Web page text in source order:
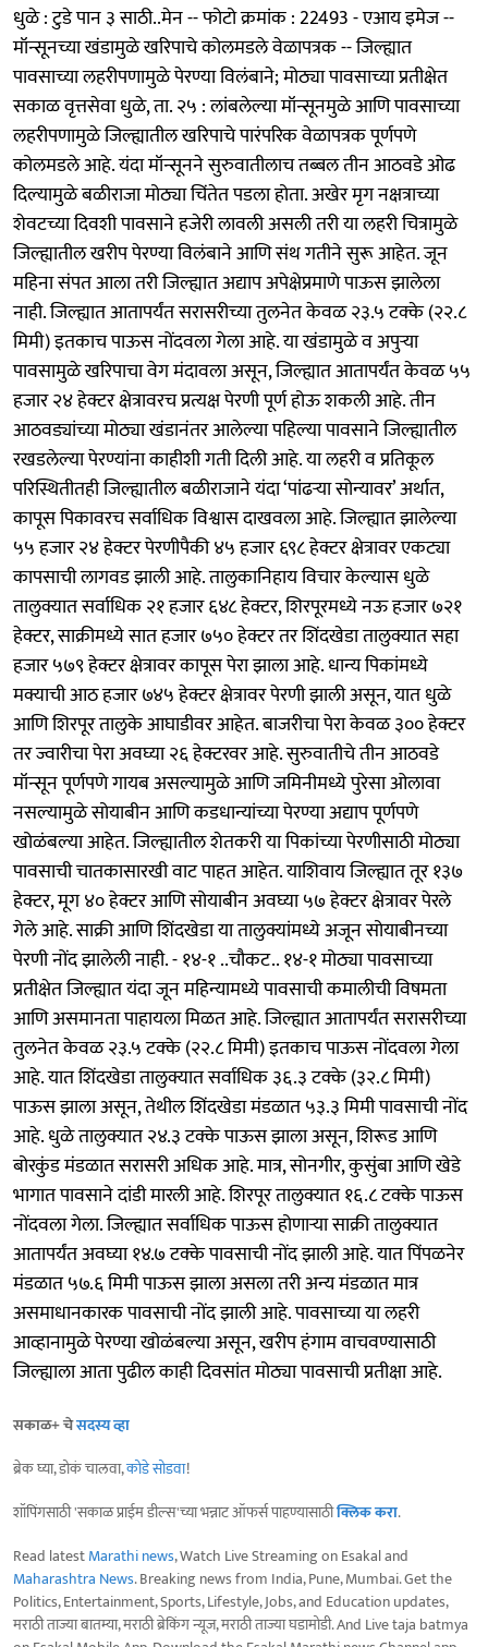
धुळे : टुडे पान ३ साठी..मेन -- फोटो क्रमांक : 22493 - एआय इमेज --
मॉन्सूनच्या खंडामुळे खरिपाचे कोलमडले वेळापत्रक -- जिल्ह्यात
पावसाच्या लहरीपणामुळे पेरण्या विलंबाने; मोठ्या पावसाच्या प्रतीक्षेत
सकाळ वृत्तसेवा धुळे, ता. २५ : लांबलेल्या मॉन्सूनमुळे आणि पावसाच्या
लहरीपणामुळे जिल्ह्यातील खरिपाचे पारंपरिक वेळापत्रक पूर्णपणे
कोलमडले आहे. यंदा मॉन्सूनने सुरुवातीलाच तब्बल तीन आठवडे ओढ
दिल्यामुळे बळीराजा मोठ्या चिंतेत पडला होता. अखेर मृग नक्षत्राच्या
शेवटच्या दिवशी पावसाने हजेरी लावली असली तरी या लहरी चित्रामुळे
जिल्ह्यातील खरीप पेरण्या विलंबाने आणि संथ गतीने सुरू आहेत. जून
महिना संपत आला तरी जिल्ह्यात अद्याप अपेक्षेप्रमाणे पाऊस झालेला
नाही. जिल्ह्यात आतापर्यंत सरासरीच्या तुलनेत केवळ २३.५ टक्के (२२.८
मिमी) इतकाच पाऊस नोंदवला गेला आहे. या खंडामुळे व अपुऱ्या
पावसामुळे खरिपाचा वेग मंदावला असून, जिल्ह्यात आतापर्यंत केवळ ५५
हजार २४ हेक्टर क्षेत्रावरच प्रत्यक्ष पेरणी पूर्ण होऊ शकली आहे. तीन
आठवड्यांच्या मोठ्या खंडानंतर आलेल्या पहिल्या पावसाने जिल्ह्यातील
रखडलेल्या पेरण्यांना काहीशी गती दिली आहे. या लहरी व प्रतिकूल
परिस्थितीतही जिल्ह्यातील बळीराजाने यंदा ‘पांढऱ्या सोन्यावर’ अर्थात,
कापूस पिकावरच सर्वाधिक विश्वास दाखवला आहे. जिल्ह्यात झालेल्या
५५ हजार २४ हेक्टर पेरणीपैकी ४५ हजार ६९८ हेक्टर क्षेत्रावर एकट्या
कापसाची लागवड झाली आहे. तालुकानिहाय विचार केल्यास धुळे
तालुक्यात सर्वाधिक २१ हजार ६४८ हेक्टर, शिरपूरमध्ये नऊ हजार ७२१
हेक्टर, साक्रीमध्ये सात हजार ७५० हेक्टर तर शिंदखेडा तालुक्यात सहा
हजार ५७९ हेक्टर क्षेत्रावर कापूस पेरा झाला आहे. धान्य पिकांमध्ये
मक्याची आठ हजार ७४५ हेक्टर क्षेत्रावर पेरणी झाली असून, यात धुळे
आणि शिरपूर तालुके आघाडीवर आहेत. बाजरीचा पेरा केवळ ३०० हेक्टर
तर ज्वारीचा पेरा अवघ्या २६ हेक्टरवर आहे. सुरुवातीचे तीन आठवडे
मॉन्सून पूर्णपणे गायब असल्यामुळे आणि जमिनीमध्ये पुरेसा ओलावा
नसल्यामुळे सोयाबीन आणि कडधान्यांच्या पेरण्या अद्याप पूर्णपणे
खोळंबल्या आहेत. जिल्ह्यातील शेतकरी या पिकांच्या पेरणीसाठी मोठ्या
पावसाची चातकासारखी वाट पाहत आहेत. याशिवाय जिल्ह्यात तूर १३७
हेक्टर, मूग ४० हेक्टर आणि सोयाबीन अवघ्या ५७ हेक्टर क्षेत्रावर पेरले
गेले आहे. साक्री आणि शिंदखेडा या तालुक्यांमध्ये अजून सोयाबीनच्या
पेरणी नोंद झालेली नाही. - १४-१ ..चौकट.. १४-१ मोठ्या पावसाच्या
प्रतीक्षेत जिल्ह्यात यंदा जून महिन्यामध्ये पावसाची कमालीची विषमता
आणि असमानता पाहायला मिळत आहे. जिल्ह्यात आतापर्यंत सरासरीच्या
तुलनेत केवळ २३.५ टक्के (२२.८ मिमी) इतकाच पाऊस नोंदवला गेला
आहे. यात शिंदखेडा तालुक्यात सर्वाधिक ३६.३ टक्के (३२.८ मिमी)
पाऊस झाला असून, तेथील शिंदखेडा मंडळात ५३.३ मिमी पावसाची नोंद
आहे. धुळे तालुक्यात २४.३ टक्के पाऊस झाला असून, शिरूड आणि
बोरकुंड मंडळात सरासरी अधिक आहे. मात्र, सोनगीर, कुसुंबा आणि खेडे
भागात पावसाने दांडी मारली आहे. शिरपूर तालुक्यात १६.८ टक्के पाऊस
नोंदवला गेला. जिल्ह्यात सर्वाधिक पाऊस होणाऱ्या साक्री तालुक्यात
आतापर्यंत अवघ्या १४.७ टक्के पावसाची नोंद झाली आहे. यात पिंपळनेर
मंडळात ५७.६ मिमी पाऊस झाला असला तरी अन्य मंडळात मात्र
असमाधानकारक पावसाची नोंद झाली आहे. पावसाच्या या लहरी
आव्हानामुळे पेरण्या खोळंबल्या असून, खरीप हंगाम वाचवण्यासाठी
जिल्ह्याला आता पुढील काही दिवसांत मोठ्या पावसाची प्रतीक्षा आहे.
सकाळ+ चेसदस्य व्हा
ब्रेक घ्या, डोकं चालवा,कोडे सोडवा!
शॉपिंगसाठी 'सकाळ प्राईम डील्स'च्या भन्नाट ऑफर्स पाहण्यासाठीक्लिक करा.
Read latestMarathi news, Watch Live Streaming on Esakal and
Maharashtra News. Breaking news from India, Pune, Mumbai. Get the
Politics, Entertainment, Sports, Lifestyle, Jobs, and Education updates,
मराठी ताज्या बातम्या, मराठी ब्रेकिंग न्यूज, मराठी ताज्या घडामोडी. And Live taja batmya